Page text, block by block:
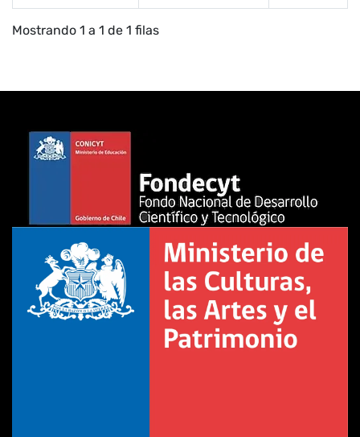
Mostrando 1 a 1 de 1 filas